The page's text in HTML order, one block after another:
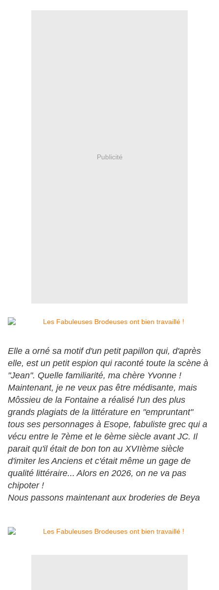
Publicité
Elle a orné sa motif d'un petit papillon qui, d'après
elle, est un petit espion qui raconté toute la scène à
"Jean". Quelle familiarité, ma chère Yvonne !
Maintenant, je ne veux pas être médisante, mais
Môssieu de la Fontaine a réalisé l'un des plus
grands plagiats de la littérature en "empruntant"
tous ses personnages à Esope, fabuliste grec qui a
vécu entre le 7ème et le 6ème siècle avant JC. Il
parait qu'il était de bon ton au XVIIème siècle
d'imiter les Anciens et c'était même un gage de
qualité littéraire... Alors en 2026, on ne va pas
chipoter !
Nous passons maintenant aux broderies de Beya